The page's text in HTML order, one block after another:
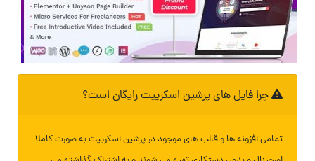
چرا فایل های پرشین اسکریپت رایگان است؟
تمامی افزونه ها و قالب های موجود در پرشین اسکریپت به صورت کاملا